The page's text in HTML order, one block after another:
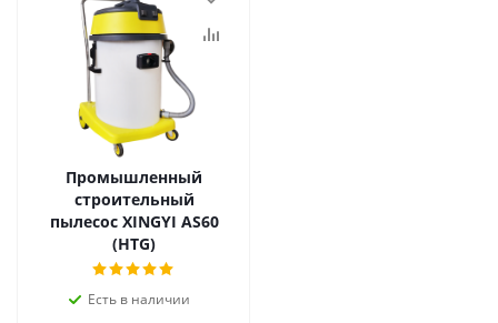
Промышленный
строительный
пылесос XINGYI AS60
(HTG)
Есть в наличии